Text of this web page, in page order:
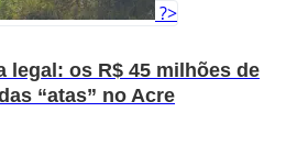
?>
legal: os R$ 45 milhões de
“atas” no Acre